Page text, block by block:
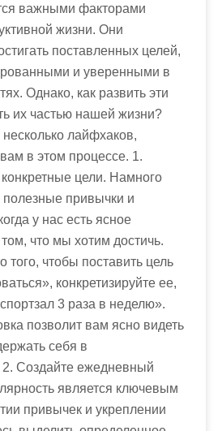
важными факторами
жизни. Они
поставленных целей,
и уверенными в
Однако, как развить эти
их частью нашей жизни?
лайфхаков,
в этом процессе. 1.
конкретные цели. Намного
привычки и
у нас есть ясное
что мы хотим достичь.
того, чтобы поставить цель
конкретизируйте ее,
3 раза в неделю».
позволит вам ясно видеть
себя в
2. Создайте ежедневный
является ключевым
привычек и укреплении